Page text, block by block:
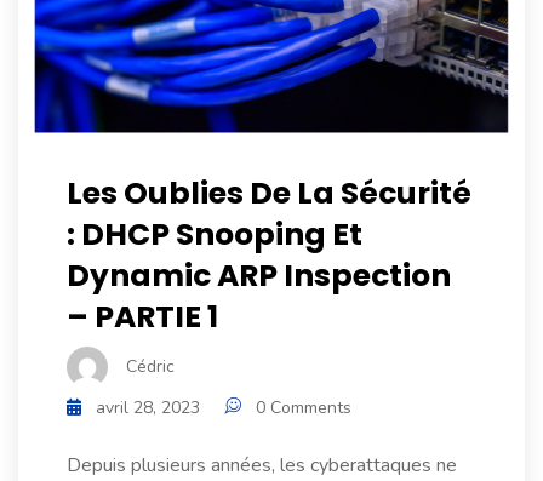
Les Oublies De La Sécurité
: DHCP Snooping Et
Dynamic ARP Inspection
– PARTIE 1
Cédric
avril 28, 2023
0 Comments
Depuis plusieurs années, les cyberattaques ne